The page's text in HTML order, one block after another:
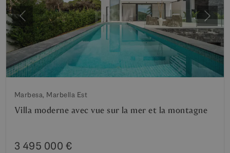
Précédent
Marbesa, Marbella Est
Villa moderne avec vue sur la mer et la montagne
3 495 000 €